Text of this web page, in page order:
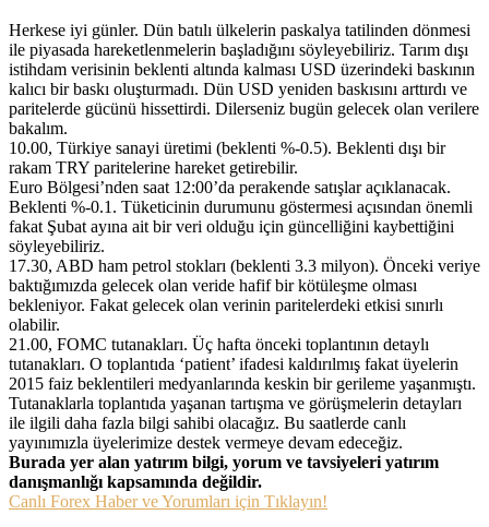
Herkese iyi günler. Dün batılı ülkelerin paskalya tatilinden dönmesi
ile piyasada hareketlenmelerin başladığını söyleyebiliriz. Tarım dışı
istihdam verisinin beklenti altında kalması USD üzerindeki baskının
kalıcı bir baskı oluşturmadı. Dün USD yeniden baskısını arttırdı ve
paritelerde gücünü hissettirdi. Dilerseniz bugün gelecek olan verilere
bakalım.
10.00, Türkiye sanayi üretimi (beklenti %-0.5). Beklenti dışı bir
rakam TRY paritelerine hareket getirebilir.
Euro Bölgesi’nden saat 12:00’da perakende satışlar açıklanacak.
Beklenti %-0.1. Tüketicinin durumunu göstermesi açısından önemli
fakat Şubat ayına ait bir veri olduğu için güncelliğini kaybettiğini
söyleyebiliriz.
17.30, ABD ham petrol stokları (beklenti 3.3 milyon). Önceki veriye
baktığımızda gelecek olan veride hafif bir kötüleşme olması
bekleniyor. Fakat gelecek olan verinin paritelerdeki etkisi sınırlı
olabilir.
21.00, FOMC tutanakları. Üç hafta önceki toplantının detaylı
tutanakları. O toplantıda ‘patient’ ifadesi kaldırılmış fakat üyelerin
2015 faiz beklentileri medyanlarında keskin bir gerileme yaşanmıştı.
Tutanaklarla toplantıda yaşanan tartışma ve görüşmelerin detayları
ile ilgili daha fazla bilgi sahibi olacağız. Bu saatlerde canlı
yayınımızla üyelerimize destek vermeye devam edeceğiz.
Burada yer alan yatırım bilgi, yorum ve tavsiyeleri yatırım
danışmanlığı kapsamında değildir.
Canlı Forex Haber ve Yorumları için Tıklayın!